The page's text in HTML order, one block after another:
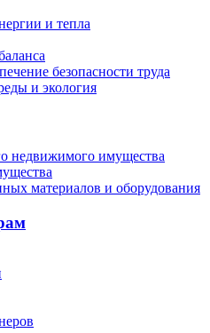
и тепла
безопасности труда
и экология
недвижимого имущества
материалов и оборудования